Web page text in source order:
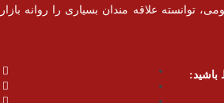
توانسته علاقه مندان بسیاری را روانه بازار
باشید: